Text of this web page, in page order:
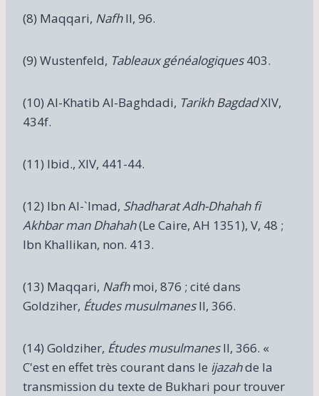
(8) Maqqari, NafhII, 96.
(9) Wustenfeld, Tableaux généalogiques403.
(10) Al-Khatib Al-Baghdadi, Tarikh BagdadXIV,
434f.
(11) Ibid., XIV, 441-44.
(12) Ibn Al-`Imad, Shadharat Adh-Dhahah fi
Akhbar man Dhahah(Le Caire, AH 1351), V, 48 ;
Ibn Khallikan, non. 413.
(13) Maqqari, Nafhmoi, 876 ; cité dans
Goldziher, Études musulmanesII, 366.
(14) Goldziher, Études musulmanesII, 366. «
C'est en effet très courant dans le ijazahde la
transmission du texte de Bukhari pour trouver